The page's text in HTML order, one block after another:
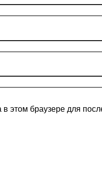
этом браузере для